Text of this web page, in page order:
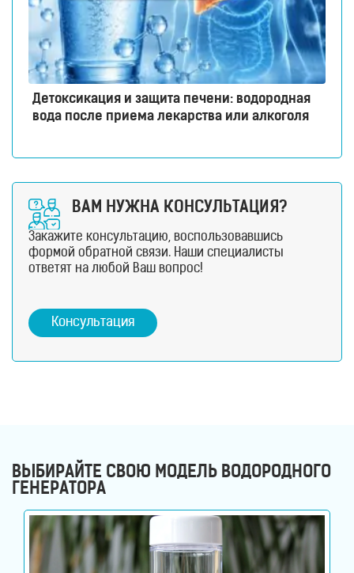
Детоксикация и защита печени: водородная
вода после приема лекарства или алкоголя
ВАМ НУЖНА КОНСУЛЬТАЦИЯ?
Закажите консультацию, воспользовавшись
формой обратной связи. Наши специалисты
ответят на любой Ваш вопрос!
Консультация
ВЫБИРАЙТЕ СВОЮ МОДЕЛЬ ВОДОРОДНОГО
ГЕНЕРАТОРА